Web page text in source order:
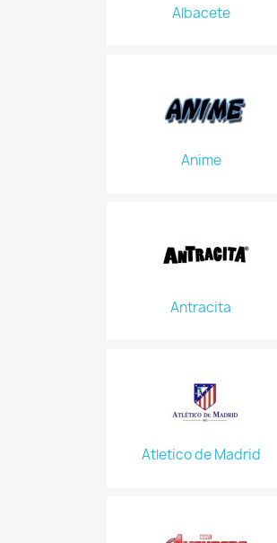
Albacete
Anime
Antracita
Atletico de Madrid